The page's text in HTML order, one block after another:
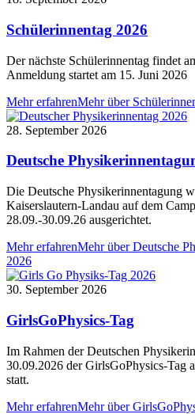
Schülerinnentag 2026
Der nächste Schülerinnentag findet
Anmeldung startet am 15. Juni 2026
Mehr erfahrenMehr über
28. September 2026
Deutsche
Die Deutsche Physikerinnentagung
Kaiserslautern-Landau auf dem
28.09.-30.09.26 ausgerichtet.
Mehr erfahrenMehr über Deutsche
2026
30. September 2026
GirlsGoPhysics-Tag
Im Rahmen der Deutschen
30.09.2026 der GirlsGoPhysics-Tag
statt.
Mehr erfahrenMehr über